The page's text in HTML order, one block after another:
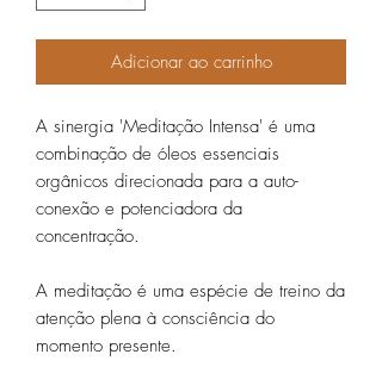
Adicionar ao carrinho
A sinergia 'Meditação Intensa' ​​é uma
combinação de óleos essenciais
orgânicos direcionada para a auto-
conexão e potenciadora da
concentração.
A meditação é uma espécie de treino da
atenção plena à consciência do
momento presente.